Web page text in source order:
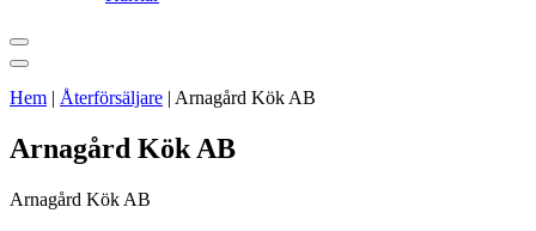
Hem | Återförsäljare | Arnagård Kök AB
Arnagård Kök AB
Arnagård Kök AB